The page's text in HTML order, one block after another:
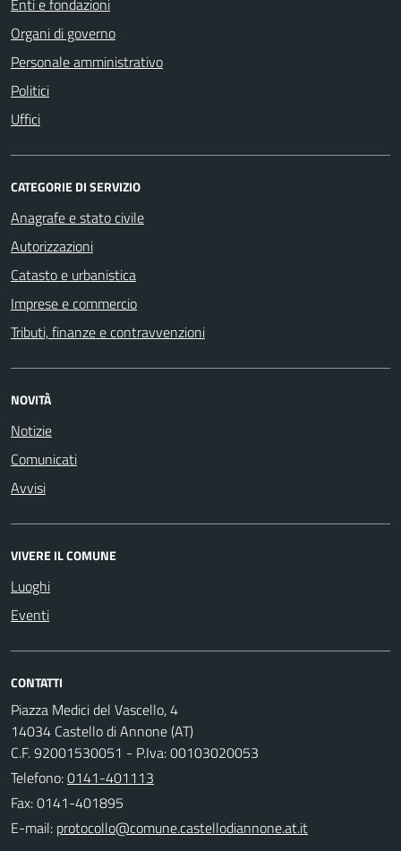
Organi di governo
Personale amministrativo
Politici
Uffici
CATEGORIE DI SERVIZIO
Anagrafe e stato civile
Autorizzazioni
Catasto e urbanistica
Imprese e commercio
Tributi, finanze e contravvenzioni
NOVITÀ
Notizie
Comunicati
Avvisi
VIVERE IL COMUNE
Luoghi
Eventi
CONTATTI
Piazza Medici del Vascello, 4
14034 Castello di Annone (AT)
C.F. 92001530051 - P.Iva: 00103020053
Telefono:0141-401113
Fax: 0141-401895
E-mail: